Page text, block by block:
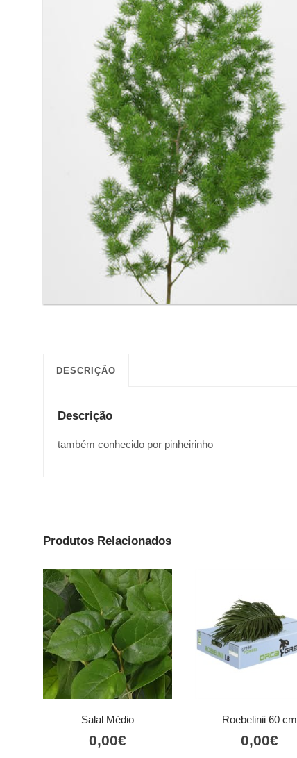
DESCRIÇÃO
Descrição
também conhecido por pinheirinho
Produtos Relacionados
Salal Médio
0,00€
Roebelinii 60 cm
0,00€